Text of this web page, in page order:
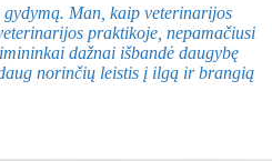
Man, kaip veterinarijos
praktikoje, nepamačiusi
dažnai išbandė daugybę
norinčių leistis į ilgą ir brangią